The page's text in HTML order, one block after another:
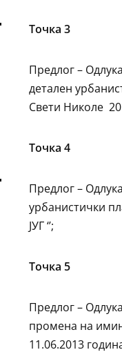
Точка 3
Предлог –
детален
Свети Николе
Точка 4
Предлог –
урбанистички
ЈУГ ‘’;
Точка 5
Предлог –
промена на
11.06.2013